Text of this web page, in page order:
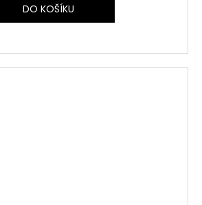
DO KOŠÍKU